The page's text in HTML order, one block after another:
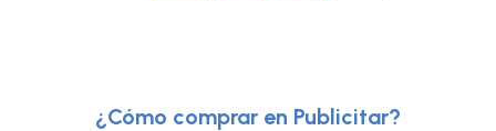
¿Cómo comprar en Publicitar?